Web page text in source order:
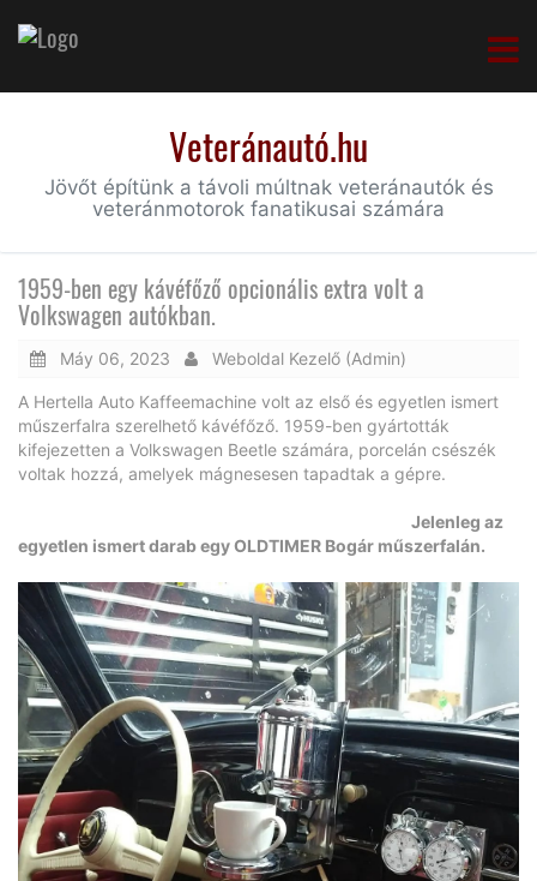
Veteránautó.hu
Jövőt építünk a távoli múltnak veteránautók és
veteránmotorok fanatikusai számára
1959-ben egy kávéfőző opcionális extra volt a
Volkswagen autókban.
Máy 06, 2023 Weboldal Kezelő (Admin)
A Hertella Auto Kaffeemachine volt az első és egyetlen ismert
műszerfalra szerelhető kávéfőző. 1959-ben gyártották
kifejezetten a Volkswagen Beetle számára, porcelán csészék
voltak hozzá, amelyek mágnesesen tapadtak a gépre.
Jelenleg az
egyetlen ismert darab egy OLDTIMER Bogár műszerfalán.